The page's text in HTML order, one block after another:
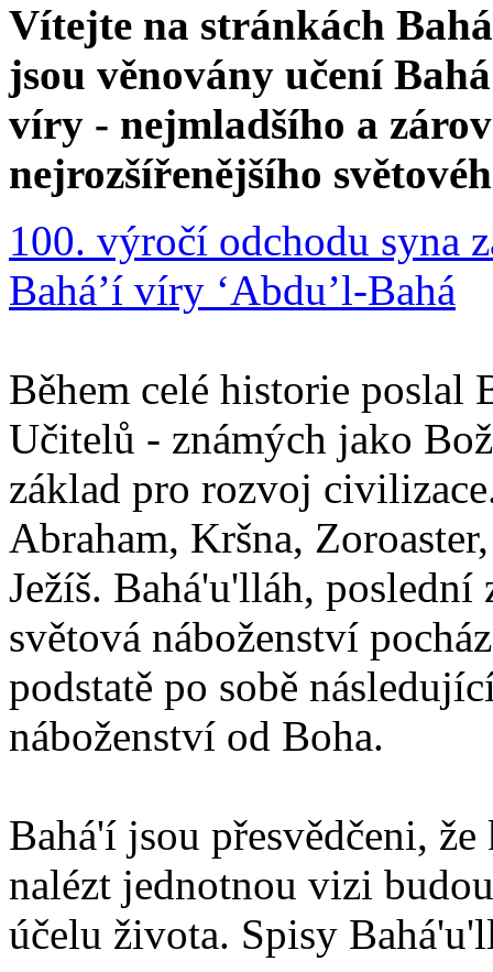
Vítejte na stránkách
jsou věnovány učení
víry - nejmladšího a
nejrozšířenějšího
100. výročí odchodu syna
Bahá’í víry ‘Abdu’l-Bahá
Během celé historie poslal
Učitelů - známých jako
základ pro rozvoj
Abraham, Kršna,
Ježíš. Bahá'u'lláh,
světová náboženství
podstatě po sobě
náboženství od Boha.
Bahá'í jsou přesvědčeni,
nalézt jednotnou vizi
účelu života. Spisy